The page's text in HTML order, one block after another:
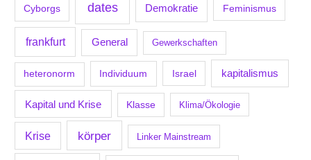
Cyborgs dates Demokratie Feminismus
frankfurt General Gewerkschaften
heteronorm Individuum Israel kapitalismus
Kapital und Krise Klasse Klima/Ökologie
Krise körper Linker Mainstream